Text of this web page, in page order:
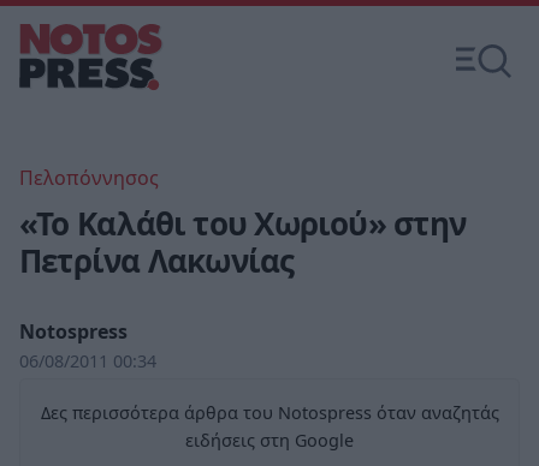
Πελοπόννησος
«Το Καλάθι του Χωριού» στην
Πετρίνα Λακωνίας
Notospress
06/08/2011 00:34
Δες περισσότερα άρθρα του Notospress όταν αναζητάς
ειδήσεις στη Google